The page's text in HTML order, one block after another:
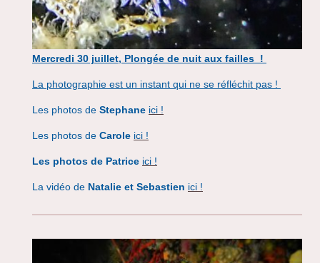
Mercredi 30 juillet, Plongée de nuit aux failles !
La photographie est un instant qui ne se réfléchit pas !
Les photos de Stephane ici !
Les photos de Carole ici !
Les photos de Patrice ici !
La vidéo de Natalie et Sebastien ici !